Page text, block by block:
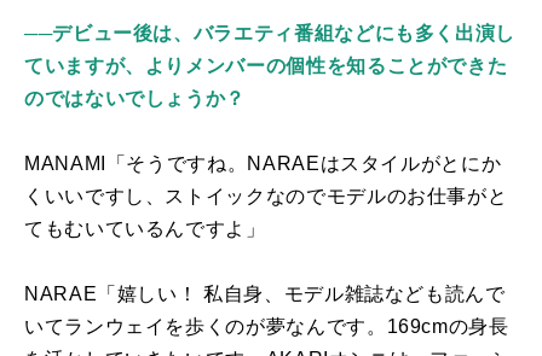
──デビュー後は、バラエティ番組などにも多く出演し
ていますが、よりメンバーの個性を知ることができた
のではないでしょうか？
MANAMI「そうですね。 NARAEはスタイルがとにか
くいいですし、ストイックなのでモデルのお仕事がと
てもむいているんですよ」
NARAE「嬉しい！ 私自身、モデル雑誌なども読んで
いてランウェイを歩くのが夢なんです。 169cmの身長